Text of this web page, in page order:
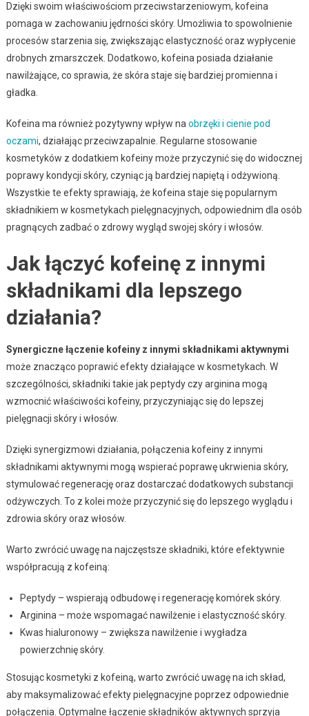
Dzięki swoim właściwościom przeciwstarzeniowym, kofeina
pomaga w zachowaniu jędrności skóry. Umożliwia to spowolnienie
procesów starzenia się, zwiększając elastyczność oraz wypłycenie
drobnych zmarszczek. Dodatkowo, kofeina posiada działanie
nawilżające, co sprawia, że skóra staje się bardziej promienna i
gładka.
Kofeina ma również pozytywny wpływ na obrzęki i cienie pod
oczami, działając przeciwzapalnie. Regularne stosowanie
kosmetyków z dodatkiem kofeiny może przyczynić się do widocznej
poprawy kondycji skóry, czyniąc ją bardziej napiętą i odżywioną.
Wszystkie te efekty sprawiają, że kofeina staje się popularnym
składnikiem w kosmetykach pielęgnacyjnych, odpowiednim dla osób
pragnących zadbać o zdrowy wygląd swojej skóry i włosów.
Jak łączyć kofeinę z innymi
składnikami dla lepszego
działania?
Synergiczne łączenie kofeiny z innymi składnikami aktywnymi
może znacząco poprawić efekty działające w kosmetykach. W
szczególności, składniki takie jak peptydy czy arginina mogą
wzmocnić właściwości kofeiny, przyczyniając się do lepszej
pielęgnacji skóry i włosów.
Dzięki synergizmowi działania, połączenia kofeiny z innymi
składnikami aktywnymi mogą wspierać poprawę ukrwienia skóry,
stymulować regenerację oraz dostarczać dodatkowych substancji
odżywczych. To z kolei może przyczynić się do lepszego wyglądu i
zdrowia skóry oraz włosów.
Warto zwrócić uwagę na najczęstsze składniki, które efektywnie
współpracują z kofeiną:
Peptydy – wspierają odbudowę i regenerację komórek skóry.
Arginina – może wspomagać nawilżenie i elastyczność skóry.
Kwas hialuronowy – zwiększa nawilżenie i wygładza
powierzchnię skóry.
Stosując kosmetyki z kofeiną, warto zwrócić uwagę na ich skład,
aby maksymalizować efekty pielęgnacyjne poprzez odpowiednie
połączenia. Optymalne łączenie składników aktywnych sprzyja